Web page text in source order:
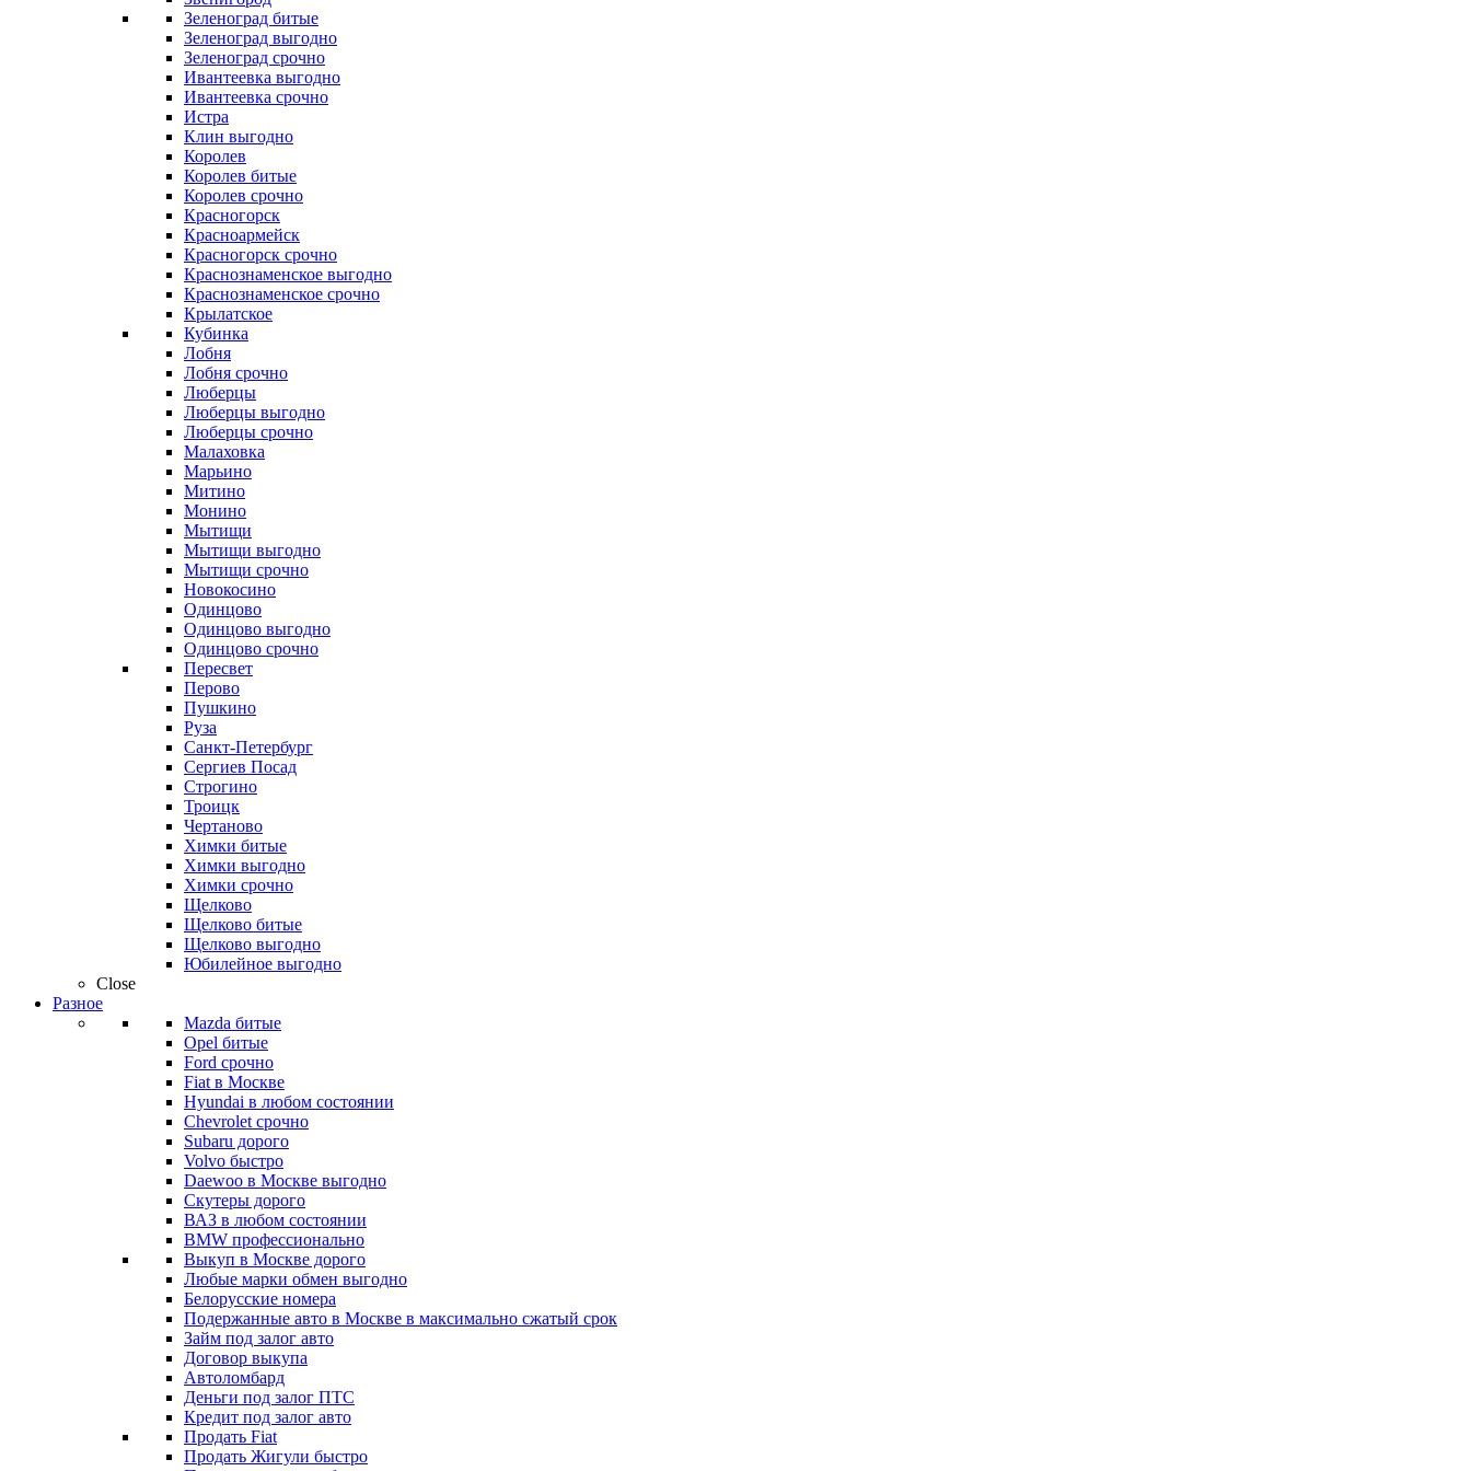
Зеленоград битые
Зеленоград выгодно
Зеленоград срочно
Ивантеевка выгодно
Ивантеевка срочно
Истра
Клин выгодно
Королев
Королев битые
Королев срочно
Красногорск
Красноармейск
Красногорск срочно
Краснознаменское выгодно
Краснознаменское срочно
Крылатское
Кубинка
Лобня
Лобня срочно
Люберцы
Люберцы выгодно
Люберцы срочно
Малаховка
Марьино
Митино
Монино
Мытищи
Мытищи выгодно
Мытищи срочно
Новокосино
Одинцово
Одинцово выгодно
Одинцово срочно
Пересвет
Перово
Пушкино
Руза
Санкт-Петербург
Сергиев Посад
Строгино
Троицк
Чертаново
Химки битые
Химки выгодно
Химки срочно
Щелково
Щелково битые
Щелково выгодно
Юбилейное выгодно
Close
Разное
Mazda битые
Opel битые
Ford срочно
Fiat в Москве
Hyundai в любом состоянии
Chevrolet срочно
Subaru дорого
Volvo быстро
Daewoo в Москве выгодно
Скутеры дорого
ВАЗ в любом состоянии
BMW профессионально
Выкуп в Москве дорого
Любые марки обмен выгодно
Белорусские номера
Подержанные авто в Москве в максимально сжатый срок
Займ под залог авто
Договор выкупа
Автоломбард
Деньги под залог ПТС
Кредит под залог авто
Продать Fiat
Продать Жигули быстро